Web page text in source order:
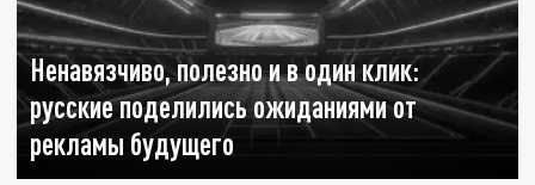
Ненавязчиво, полезно и в один клик:
русские поделились ожиданиями от
рекламы будущего